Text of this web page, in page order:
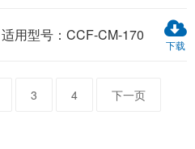
下载
用型号：CCF-CM-170
3 4 下一页